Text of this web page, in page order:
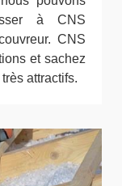
à CNS
CNS
et sachez
attractifs.